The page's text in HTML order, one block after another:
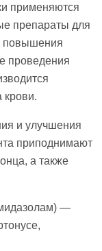
применяются
препараты для
повышения
проведения
крови.
и улучшения
приподнимают
а также
—